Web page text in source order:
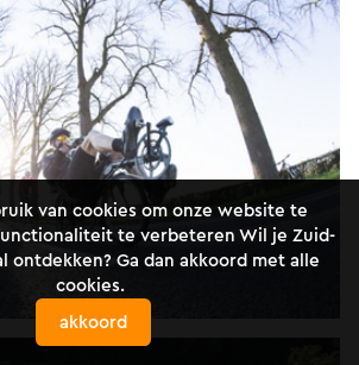
van cookies om onze website te
te verbeteren Wil je Zuid-
ontdekken? Ga dan akkoord met alle
cookies.
akkoord